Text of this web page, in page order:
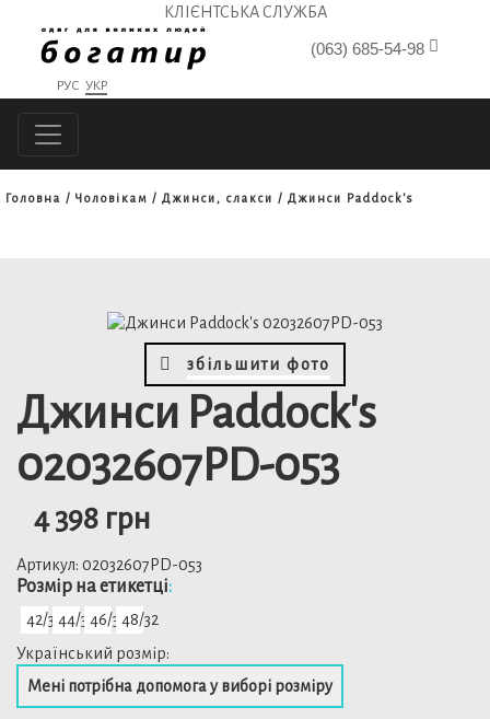
КЛІЄНТСЬКА СЛУЖБА
(063) 685-54-98
РУС УКР
Головна Чоловікам Джинси, слакси Джинси Paddock's
збільшити фото
Джинси Paddock's
02032607PD-053
4 398 грн
Артикул: 02032607PD-053
Розмiр на етикетці:
42/3244/3246/3248/32
Український розмір:
Мені потрібна допомога у виборі розміру